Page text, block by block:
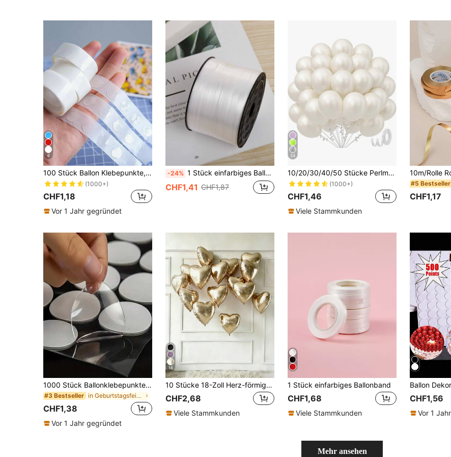
6
100 Stück Ballon Klebepunkte, Schulanfang Valentinstag, Partydekoration
(1000+)
CHF1,18
Vor 1 Jahr gegründet
-24% 1 Stück einfarbiges Ballonband, weißes Kunststoff-Ballonband, für Partydekoration, Weihnachten
CHF1,41 CHF1,87
34
10/20/30/40/50 Stücke Perlmutt-weiße Ballons, Größen 18/12/10/5 Zoll, Perlmutt-weiße Latex-Partyballons, geeignet für Hochzeit, Verlobung, Brautparty, Geburtstagsfeier Dekoration
(1000+)
CHF1,46
Viele Stammkunden
#5 Bestseller
CHF1,17
1000 Stück Ballonklebepunkte, 10mm/0,4 Zoll Nano Klar Ballonklebepunkte, abnehmbare doppelseitige rückstandsfreie Aufkleber, für Hochzeitsdeko, Basteln, Partyzubehör, 20 Punkte pro Blatt, Schulanfang Valentinstag
#3 Bestseller in Geburtstagsfeier Ballon-Zubehör
CHF1,38
Vor 1 Jahr gegründet
16
10 Stücke 18-Zoll Herz-förmige Aluminiumfolie Luftballons in Hellgold, geeignet für Hochzeit, Geburtstag, Jahrestag, Abschluss, Vatertag Dekoration, Hawaii Strandparty, Innenraum Dekoration
CHF2,68
Viele Stammkunden
1 Stück einfarbiges Ballonband
CHF1,68
Viele Stammkunden
CHF1,56
Vor 1
Mehr ansehen